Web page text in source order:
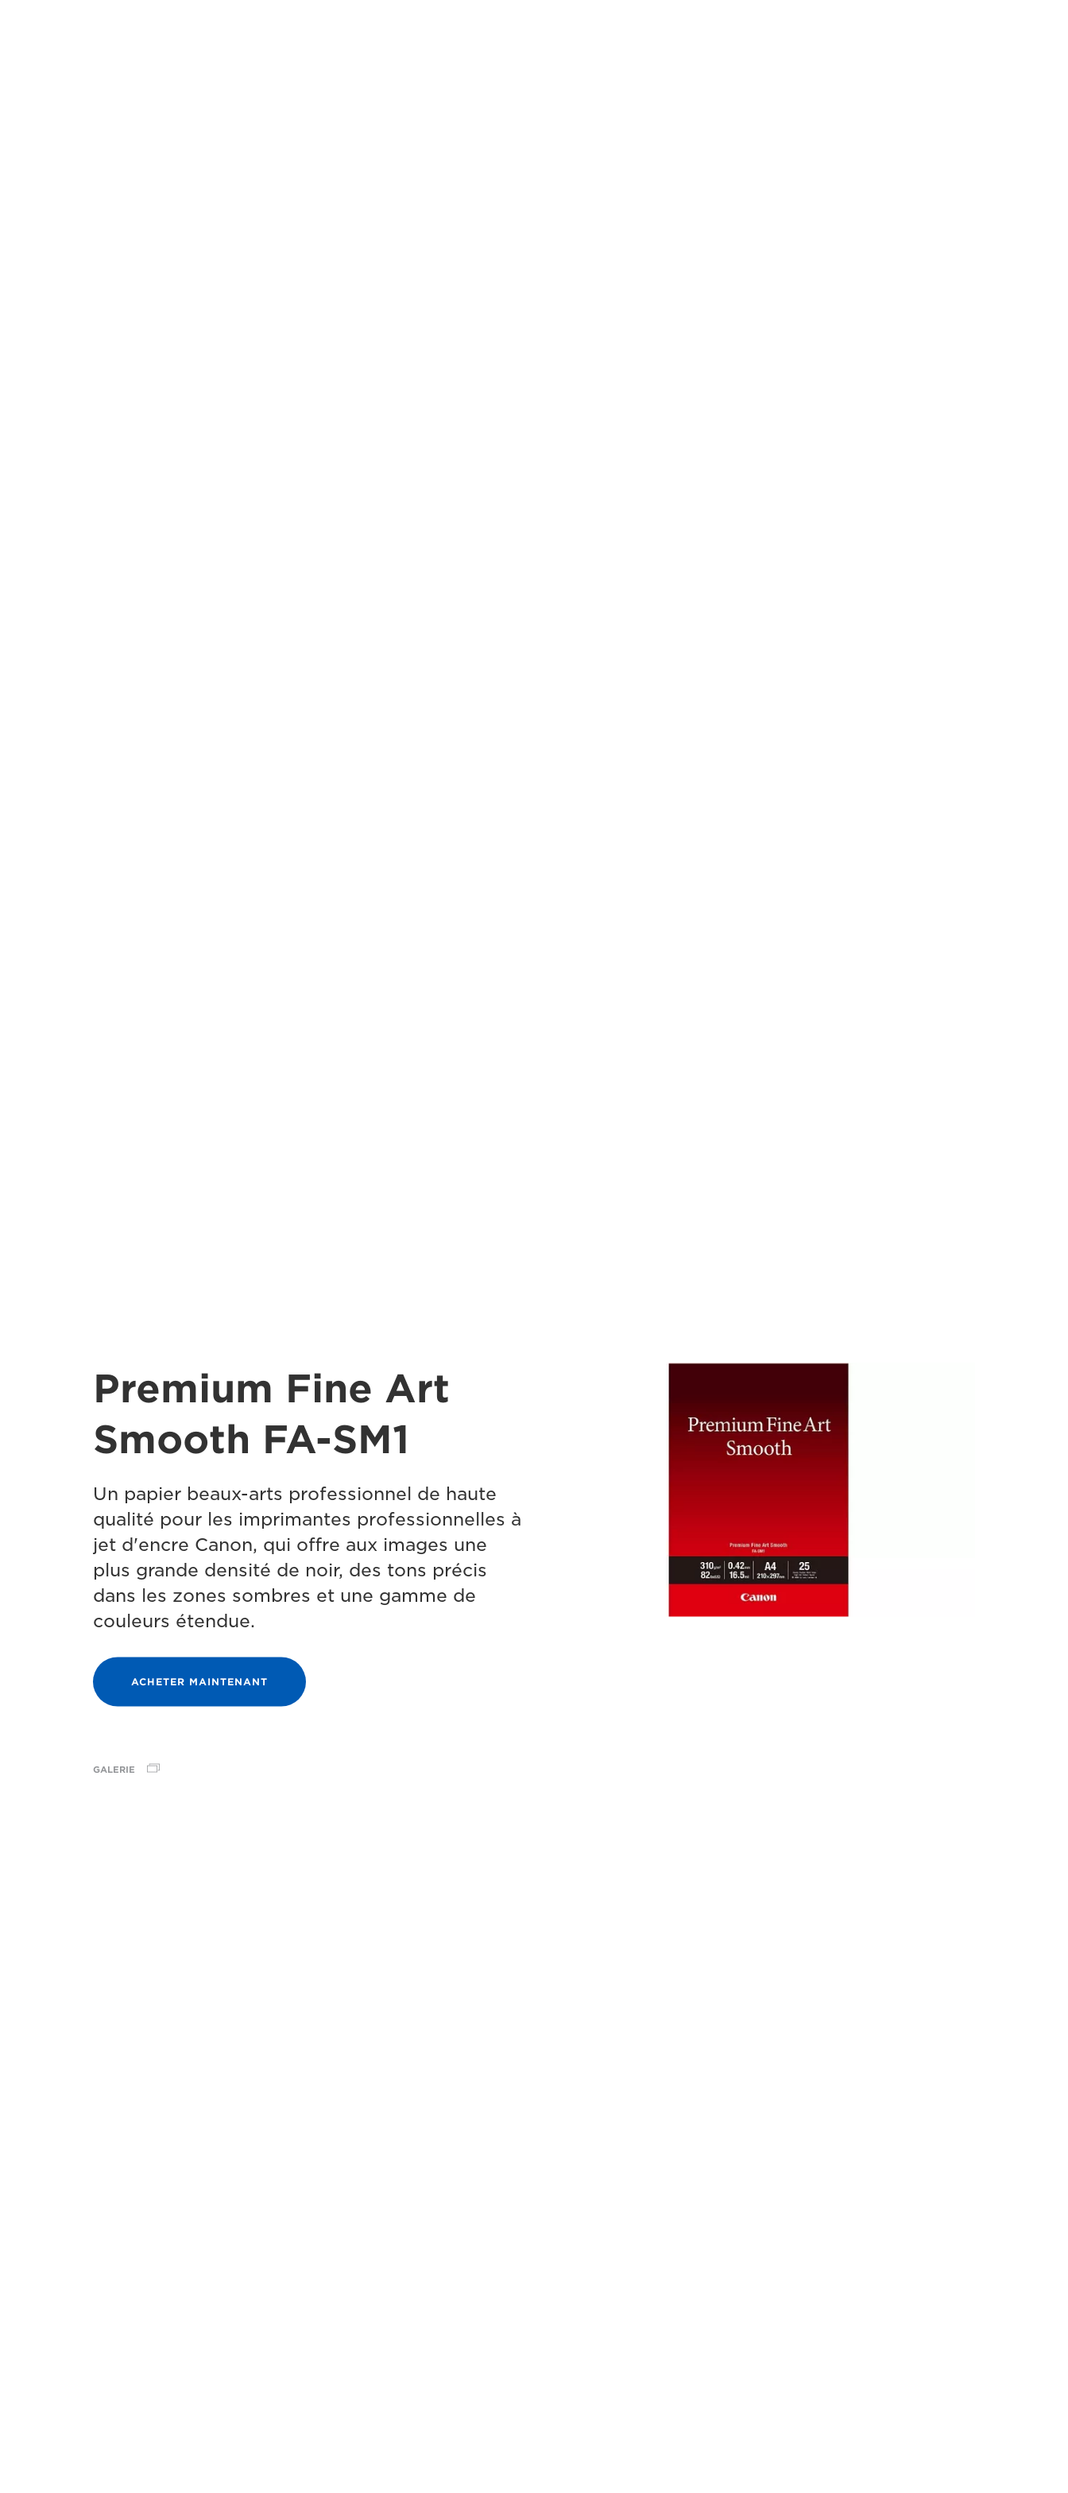
Premium Fine Art
Smooth FA-SM1
Un papier beaux-arts professionnel de haute
qualité pour les imprimantes professionnelles à
jet d'encre Canon, qui offre aux images une
plus grande densité de noir, des tons précis
dans les zones sombres et une gamme de
couleurs étendue.
ACHETER MAINTENANT
GALERIE